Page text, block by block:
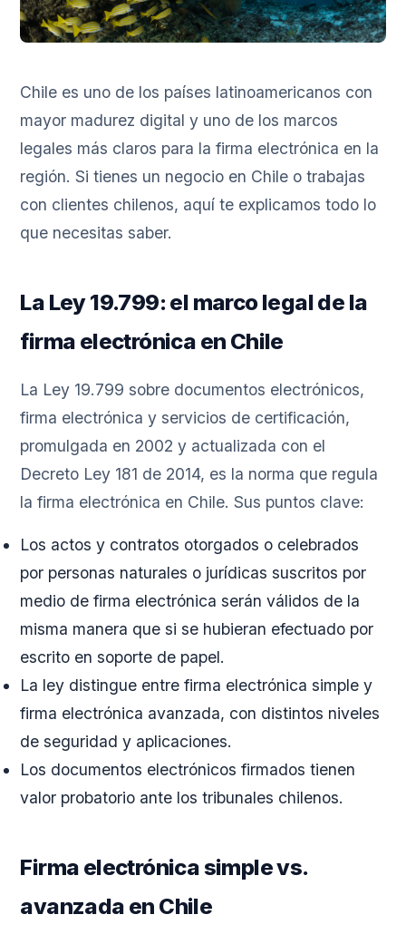
Chile es uno de los países latinoamericanos con
mayor madurez digital y uno de los marcos
legales más claros para la firma electrónica en la
región. Si tienes un negocio en Chile o trabajas
con clientes chilenos, aquí te explicamos todo lo
que necesitas saber.
La Ley 19.799: el marco legal de la
firma electrónica en Chile
La Ley 19.799 sobre documentos electrónicos,
firma electrónica y servicios de certificación,
promulgada en 2002 y actualizada con el
Decreto Ley 181 de 2014, es la norma que regula
la firma electrónica en Chile. Sus puntos clave:
Los actos y contratos otorgados o celebrados
por personas naturales o jurídicas suscritos por
medio de firma electrónica serán válidos de la
misma manera que si se hubieran efectuado por
escrito en soporte de papel.
La ley distingue entre firma electrónica simple y
firma electrónica avanzada, con distintos niveles
de seguridad y aplicaciones.
Los documentos electrónicos firmados tienen
valor probatorio ante los tribunales chilenos.
Firma electrónica simple vs.
avanzada en Chile